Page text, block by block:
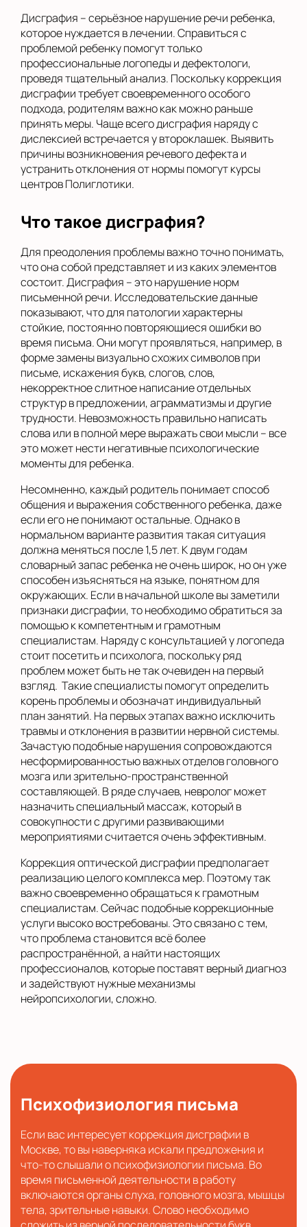
Дисграфия – серьёзное нарушение речи ребенка,
которое нуждается в лечении. Справиться с
проблемой ребенку помогут только
профессиональные логопеды и дефектологи,
проведя тщательный анализ. Поскольку коррекция
дисграфии требует своевременного особого
подхода, родителям важно как можно раньше
принять меры. Чаще всего дисграфия наряду с
дислексией встречается у второклашек. Выявить
причины возникновения речевого дефекта и
устранить отклонения от нормы помогут курсы
центров Полиглотики.
Что такое дисграфия?
Для преодоления проблемы важно точно понимать,
что она собой представляет и из каких элементов
состоит. Дисграфия – это нарушение норм
письменной речи. Исследовательские данные
показывают, что для патологии характерны
стойкие, постоянно повторяющиеся ошибки во
время письма. Они могут проявляться, например, в
форме замены визуально схожих символов при
письме, искажения букв, слогов, слов,
некорректное слитное написание отдельных
структур в предложении, аграмматизмы и другие
трудности. Невозможность правильно написать
слова или в полной мере выражать свои мысли – все
это может нести негативные психологические
моменты для ребенка.
Несомненно, каждый родитель понимает способ
общения и выражения собственного ребенка, даже
если его не понимают остальные. Однако в
нормальном варианте развития такая ситуация
должна меняться после 1,5 лет. К двум годам
словарный запас ребенка не очень широк, но он уже
способен изъясняться на языке, понятном для
окружающих. Если в начальной школе вы заметили
признаки дисграфии, то необходимо обратиться за
помощью к компетентным и грамотным
специалистам. Наряду с консультацией у логопеда
стоит посетить и психолога, поскольку ряд
проблем может быть не так очевиден на первый
взгляд. Такие специалисты помогут определить
корень проблемы и обозначат индивидуальный
план занятий. На первых этапах важно исключить
травмы и отклонения в развитии нервной системы.
Зачастую подобные нарушения сопровождаются
несформированностью важных отделов головного
мозга или зрительно-пространственной
составляющей. В ряде случаев, невролог может
назначить специальный массаж, который в
совокупности с другими развивающими
мероприятиями считается очень эффективным.
Коррекция оптической дисграфии предполагает
реализацию целого комплекса мер. Поэтому так
важно своевременно обращаться к грамотным
специалистам. Сейчас подобные коррекционные
услуги высоко востребованы. Это связано с тем,
что проблема становится всё более
распространённой, а найти настоящих
профессионалов, которые поставят верный диагноз
и задействуют нужные механизмы
нейропсихологии, сложно.
Психофизиология письма
Если вас интересует коррекция дисграфии в
Москве, то вы наверняка искали предложения и
что-то слышали о психофизиологии письма. Во
время письменной деятельности в работу
включаются органы слуха, головного мозга, мышцы
тела, зрительные навыки. Слово необходимо